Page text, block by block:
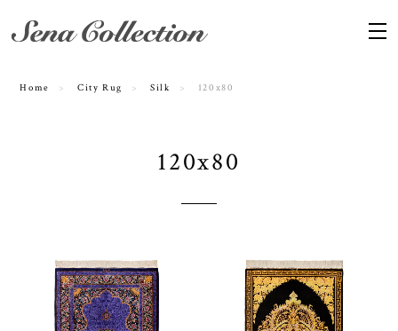
Home City Rug Silk 120x80
120x80